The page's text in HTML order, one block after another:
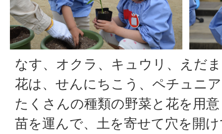
なす、オクラ、キュウリ、えだ
花は、せんにちこう、ペチュニ
たくさんの種類の野菜と花を用
苗を運んで、土を寄せて穴を開